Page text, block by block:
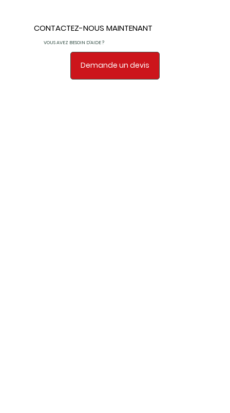
CONTACTEZ-NOUS MAINTENANT
VOUS AVEZ BESOIN D'AIDE ?
Demande un devis